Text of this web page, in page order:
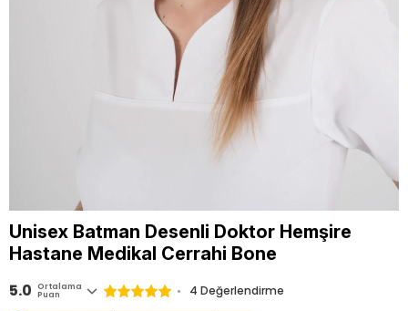
Unisex Batman Desenli Doktor Hemşire
Hastane Medikal Cerrahi Bone
5.0 Ortalama
Puan 4 Değerlendirme